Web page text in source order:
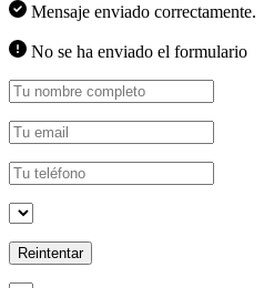
Mensaje enviado correctamente.
No se ha enviado el formulario
Reintentar